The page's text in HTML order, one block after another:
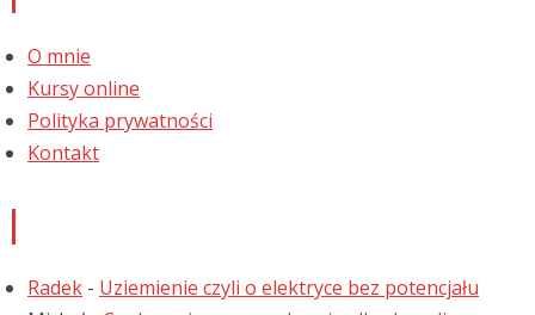
O mnie
Kursy online
Polityka prywatności
Kontakt
Radek - Uziemienie czyli o elektryce bez potencjału